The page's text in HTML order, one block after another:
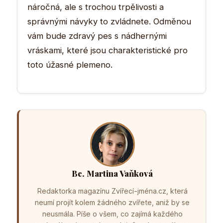
náročná, ale s trochou trpělivosti a
správnými návyky to zvládnete. Odměnou
vám bude zdravý pes s nádhernými
vráskami, které jsou charakteristické pro
toto úžasné plemeno.
Bc. Martina Vaňková
Redaktorka magazínu Zvířecí-jména.cz, která
neumí projít kolem žádného zvířete, aniž by se
neusmála. Píše o všem, co zajímá každého